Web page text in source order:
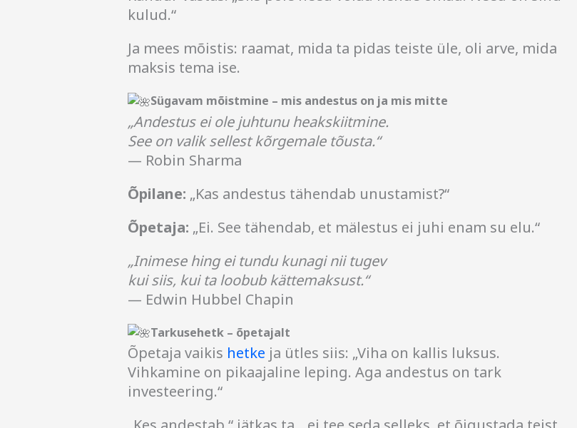
kulud.“
Ja mees mõistis: raamat, mida ta pidas teiste üle, oli arve, mida
maksis tema ise.
Sügavam mõistmine – mis andestus on ja mis mitte
„Andestus ei ole juhtunu heakskiitmine.
See on valik sellest kõrgemale tõusta.“
— Robin Sharma
Õpilane: „Kas andestus tähendab unustamist?“
Õpetaja: „Ei. See tähendab, et mälestus ei juhi enam su elu.“
„Inimese hing ei tundu kunagi nii tugev
kui siis, kui ta loobub kättemaksust.“
— Edwin Hubbel Chapin
Tarkusehetk – õpetajalt
Õpetaja vaikis hetke ja ütles siis: „Viha on kallis luksus.
Vihkamine on pikaajaline leping. Aga andestus on tark
investeering.“